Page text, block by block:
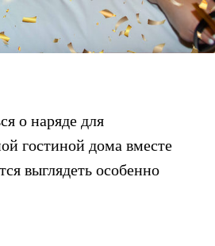
о наряде для
гостиной дома вместе
выглядеть особенно